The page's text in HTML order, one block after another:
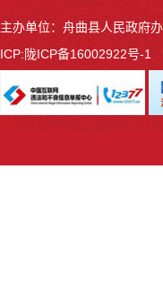
主办单位：舟曲县人民政府
ICP:陇ICP备16002922号-1